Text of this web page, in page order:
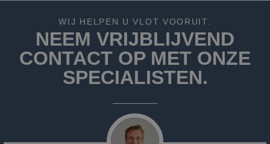
WIJ HELPEN U VLOT VOORUIT.
NEEM VRIJBLIJVEND
CONTACT OP MET ONZE
SPECIALISTEN.